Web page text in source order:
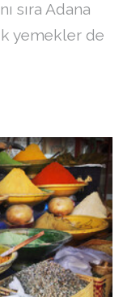
sıra Adana
yemekler de